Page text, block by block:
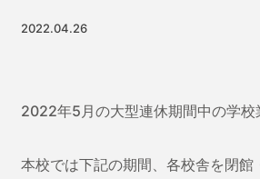
2022.04.26
2022年5月の大型連休期間中の学校
本校では下記の期間、各校舎を閉館